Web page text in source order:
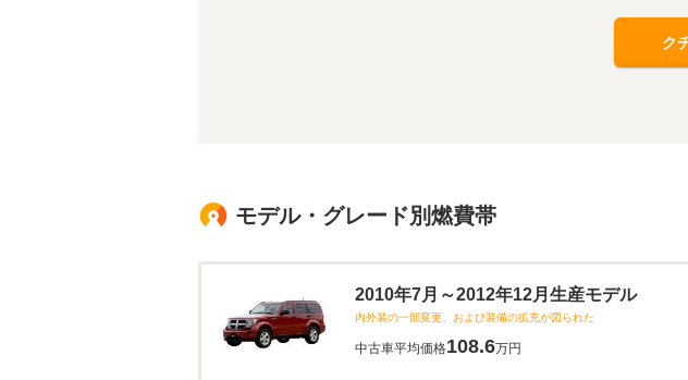
ク
モデル・グレード別燃費帯
2010年7月～2012年12月生産モデル
内外装の一部変更、および装備の拡充が図られた
中古車平均価格108.6万円